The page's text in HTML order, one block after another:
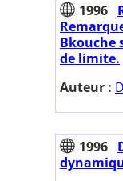
1996
Bkouche
de limite.
Auteur :
1996